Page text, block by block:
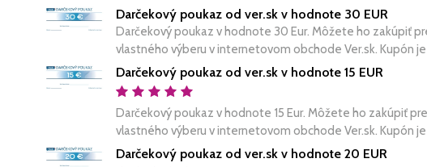
Darčekový poukaz od ver.sk v hodnote 30 EUR
Darčekový poukaz v hodnote 30 Eur. Môžete ho zakúpiť
vlastného výberu v internetovom obchode Ver.sk. Kupón
Darčekový poukaz od ver.sk v hodnote 15 EUR
Darčekový poukaz v hodnote 15 Eur. Môžete ho zakúpiť
vlastného výberu v internetovom obchode Ver.sk. Kupón
Darčekový poukaz od ver.sk v hodnote 20 EUR